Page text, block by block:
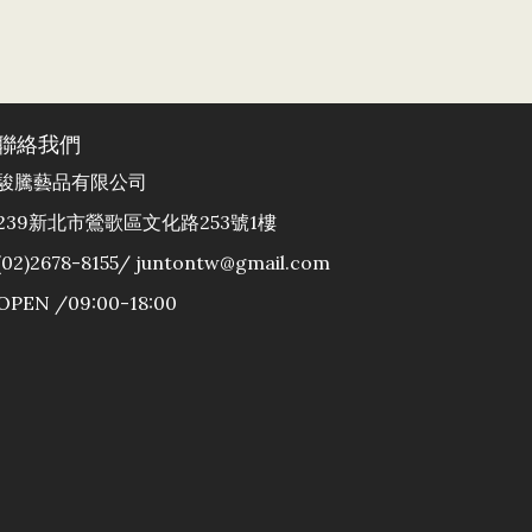
絡我們
騰藝品有限公司
新北市鶯歌區文化路253號1樓
8155/ juntontw@gmail.com
/09:00-18:00